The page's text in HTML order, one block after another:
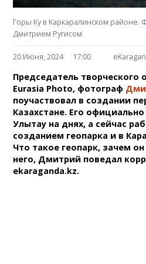
Горы Ку в Каркаралинском районе.
Дмитрием Ругисом
20 Июня, 2024 17:00
Председатель творческого
Eurasia Photo, фотограф
поучаствовал в создании
Казахстане. Его
Улытау на днях, а сейчас
созданием геопарка и в
Что такое геопарк, зачем
него, Дмитрий поведал
ekaraganda.kz.